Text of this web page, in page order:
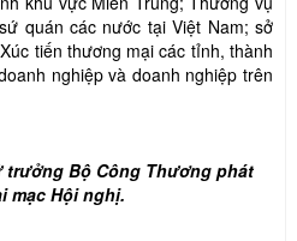
quán các nước tại Việt Nam; sở
tiến thương mại các tỉnh, thành
nghiệp và doanh nghiệp trên
trưởng Bộ Công Thương phát
mạc Hội nghị.